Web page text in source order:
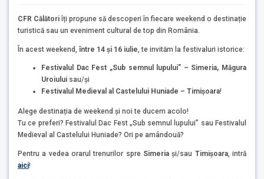
CFR Călătoriîți propune să descoperi în fiecare weekend o destinație
turistică sau un eveniment cultural de top din România.
În acest weekend, între 14 și 16 iulie , te invităm la festivaluri istorice:
Festivalul Dac Fest „Sub semnul lupului” – Simeria, Măgura
Uroiului sau/și
Festivalul Medieval al Castelului Huniade – Timișoara!
Alege destinația de weekend și noi te ducem acolo!
Tu ce preferi? Festivalul Dac Fest „Sub semnul lupului” sau Festivalul
Medieval al Castelului Huniade? Ori pe amândouă?
Pentru a vedea orarul trenurilor spre Simeriași/sau Timișoara, intră
aici!